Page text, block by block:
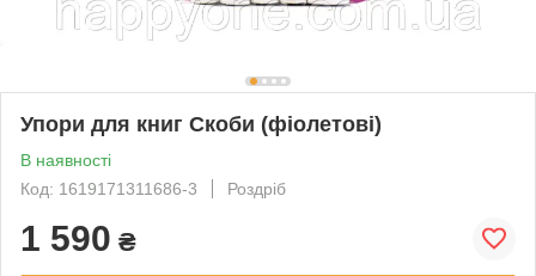
Упори для книг Скоби (фіолетові)
В наявності
Код: 1619171311686-3
Роздріб
1 590 ₴